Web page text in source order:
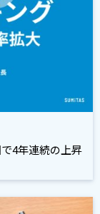
4年連続の上昇